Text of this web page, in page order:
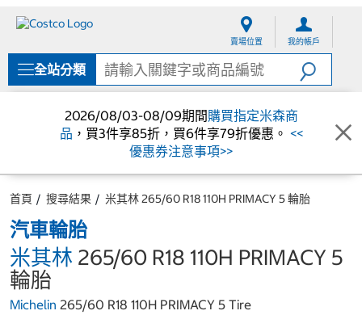
單
賣場位置 我的帳戶
全站分類
2026/08/03-08/09期間購買指定米森商
品 ，買3件享85折，買6件享79折優惠。 <<
優惠券注意事項>>
首頁 搜尋結果 米其林 265/60 R18 110H PRIMACY 5 輪胎
汽車輪胎
米其林 265/60 R18 110H PRIMACY 5
輪胎
Michelin 265/60 R18 110H PRIMACY 5 Tire